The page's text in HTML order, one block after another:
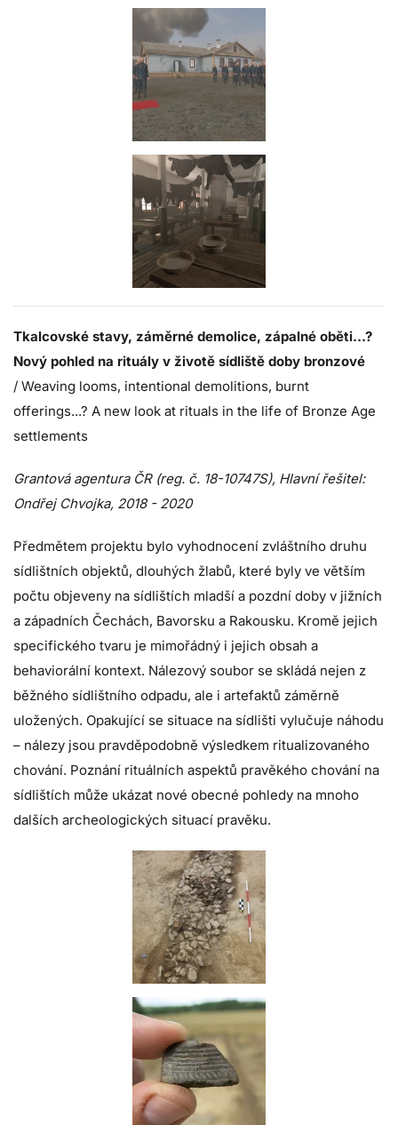
Tkalcovské stavy, záměrné demolice, zápalné oběti…?
Nový pohled na rituály v životě sídliště doby bronzové
/ Weaving looms, intentional demolitions, burnt
offerings...? A new look at rituals in the life of Bronze Age
settlements
Grantová agentura ČR (reg. č. 18-10747S), Hlavní řešitel:
Ondřej Chvojka, 2018 - 2020
Předmětem projektu bylo vyhodnocení zvláštního druhu
sídlištních objektů, dlouhých žlabů, které byly ve větším
počtu objeveny na sídlištích mladší a pozdní doby v jižních
a západních Čechách, Bavorsku a Rakousku. Kromě jejich
specifického tvaru je mimořádný i jejich obsah a
behaviorální kontext. Nálezový soubor se skládá nejen z
běžného sídlištního odpadu, ale i artefaktů záměrně
uložených. Opakující se situace na sídlišti vylučuje náhodu
– nálezy jsou pravděpodobně výsledkem ritualizovaného
chování. Poznání rituálních aspektů pravěkého chování na
sídlištích může ukázat nové obecné pohledy na mnoho
dalších archeologických situací pravěku.